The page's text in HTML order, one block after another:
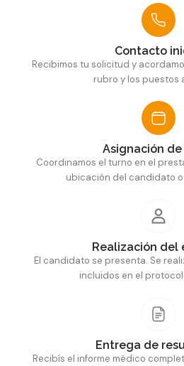
Contacto
Recibimos tu solicitud y
rubro y los puestos
Asignación
Coordinamos el turno en el
ubicación del candidato
Realización del
El candidato se presenta. Se
incluidos en el
Entrega de
Recibís el informe médico